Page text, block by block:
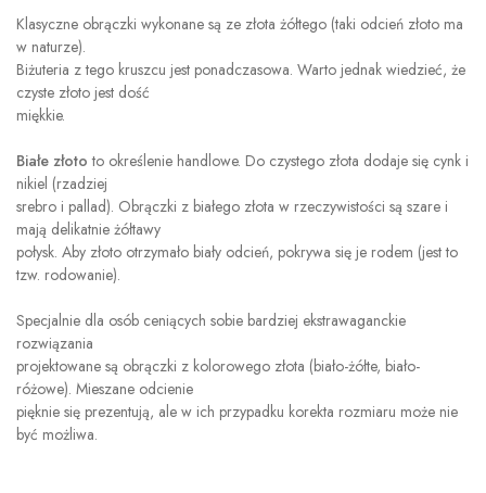
Klasyczne obrączki wykonane są ze złota żółtego (taki odcień złoto ma
w naturze).
Biżuteria z tego kruszcu jest ponadczasowa. Warto jednak wiedzieć, że
czyste złoto jest dość
miękkie.
Białe złoto to określenie handlowe. Do czystego złota dodaje się cynk i
nikiel (rzadziej
srebro i pallad). Obrączki z białego złota w rzeczywistości są szare i
mają delikatnie żółtawy
połysk. Aby złoto otrzymało biały odcień, pokrywa się je rodem (jest to
tzw. rodowanie).
Specjalnie dla osób ceniących sobie bardziej ekstrawaganckie
rozwiązania
projektowane są obrączki z kolorowego złota (biało-żółte, biało-
różowe). Mieszane odcienie
pięknie się prezentują, ale w ich przypadku korekta rozmiaru może nie
być możliwa.